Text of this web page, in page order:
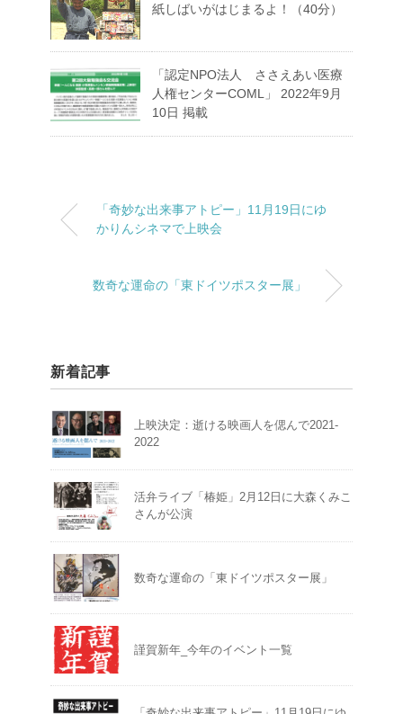
紙しばいがはじまるよ！（40分）
「認定NPO法人 ささえあい医療
人権センターCOML」 2022年9月
10日 掲載
「奇妙な出来事アトピー」11月19日にゆ
かりんシネマで上映会
数奇な運命の「東ドイツポスター展」
新着記事
上映決定：逝ける映画人を偲んで2021-
2022
活弁ライブ「椿姫」2月12日に大森くみこ
さんが公演
数奇な運命の「東ドイツポスター展」
謹賀新年_今年のイベント一覧